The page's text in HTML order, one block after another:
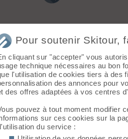
le 18.02.2020 à 08:06)
quasi toujours et
Pour soutenir Skitour,
cliquant sur "accepter" vous
technique nécessaires au bon
l'utilisation de cookies tiers à des
des annonces pour
des offres adaptées à vos centres
pouvez à tout moment modifier
sur ces cookies sur la
du service :